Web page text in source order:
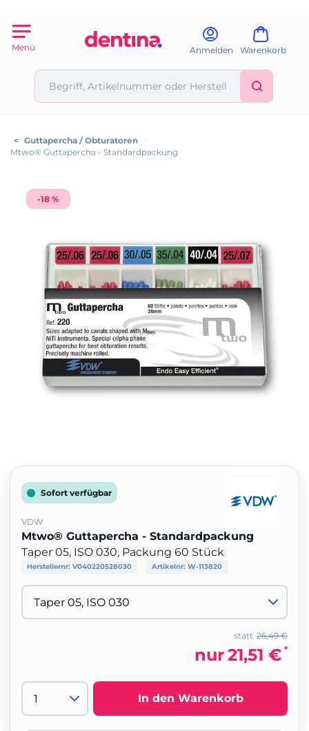
Menü Anmelden Warenkorb
< Guttapercha / Obturatoren >
Mtwo® Guttapercha - Standardpackung
-18 %
Sofort verfügbar
VDW
Mtwo® Guttapercha - Standardpackung
Taper 05, ISO 030, Packung 60 Stück
Herstellernr: V040220528030 Artikelnr: W-113820
26,49 €
statt
nur21,51 € *
In den Warenkorb